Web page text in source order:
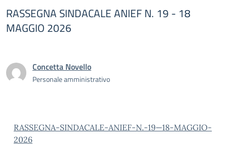
RASSEGNA SINDACALE ANIEF N. 19 - 18
MAGGIO 2026
Concetta Novello
Personale amministrativo
RASSEGNA-SINDACALE-ANIEF-N.-19—18-MAGGIO-
2026